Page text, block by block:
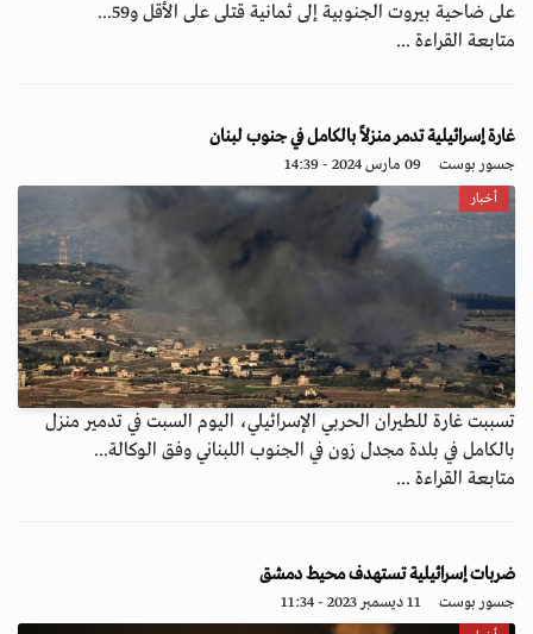
على ضاحية بيروت الجنوبية إلى ثمانية قتلى على الأقل و59...
متابعة القراءة ...
غارة إسرائيلية تدمر منزلاً بالكامل في جنوب لبنان
جسور بوست 09 مارس 2024 - 14:39
أخبار
تسببت غارة للطيران الحربي الإسرائيلي، اليوم السبت في تدمير منزل
بالكامل في بلدة مجدل زون في الجنوب اللبناني وفق الوكالة...
متابعة القراءة ...
ضربات إسرائيلية تستهدف محيط دمشق
جسور بوست 11 ديسمبر 2023 - 11:34